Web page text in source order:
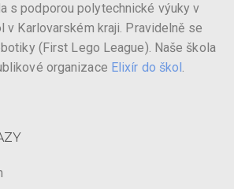
s podporou polytechnické výuky v
v Karlovarském kraji. Pravidelně se
(First Lego League). Naše škola
organizace Elixír do škol .